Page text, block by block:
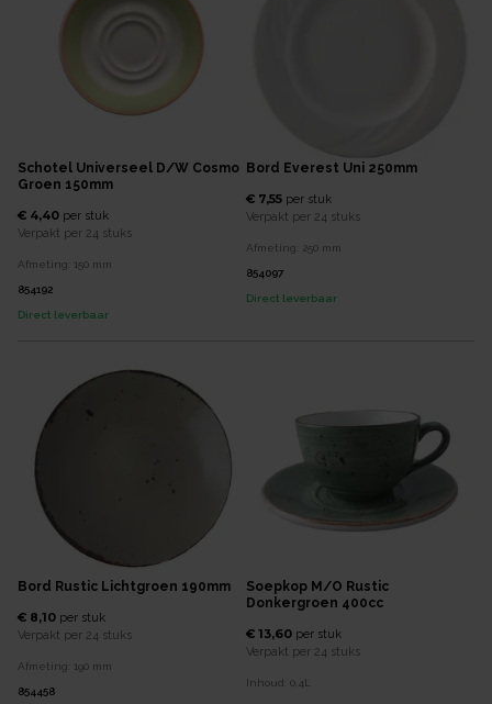
Schotel Universeel D/w Cosmo
Groen 150mm
€ 4,40 per stuk
Verpakt per 24 stuks
Afmeting: 150 mm
854192
Direct leverbaar
Bord Everest Uni 250mm
€ 7,55 per stuk
Verpakt per 24 stuks
Afmeting: 250 mm
854097
Direct leverbaar
Bord Rustic Lichtgroen 190mm
€ 8,10 per stuk
Verpakt per 24 stuks
Afmeting: 190 mm
854458
Soepkop M/o Rustic
Donkergroen 400cc
€ 13,60 per stuk
Verpakt per 24 stuks
Inhoud: 0,4L